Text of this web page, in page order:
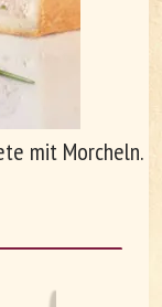
mit Morcheln.